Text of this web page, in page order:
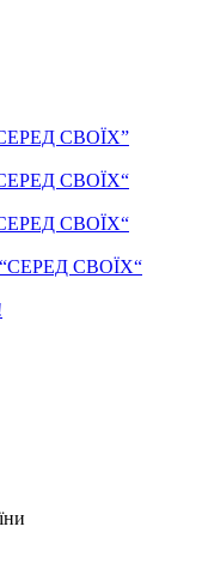
СВОЇХ”
СВОЇХ“
СВОЇХ“
“СЕРЕД СВОЇХ“